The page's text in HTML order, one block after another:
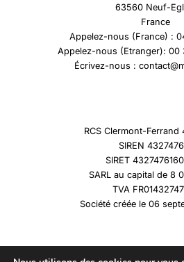
63560 Neuf-
France
Appelez-nous (France) :
Appelez-nous (Etranger): 00
Écrivez-nous :
RCS Clermont-Ferrand
SIREN
SIRET
SARL au capital de 8
TVA
Société créée le 06